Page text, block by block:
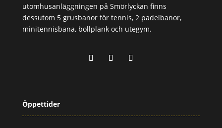
utomhusanläggningen på Smörlyckan finns
dessutom 5 grusbanor för tennis, 2 padelbanor,
minitennisbana, bollplank och utegym.
Öppettider